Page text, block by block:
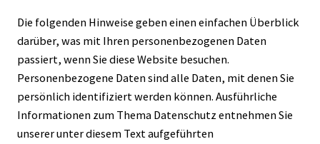
Die folgenden Hinweise geben einen einfachen Überblick
darüber, was mit Ihren personenbezogenen Daten
passiert, wenn Sie diese Website besuchen.
Personenbezogene Daten sind alle Daten, mit denen Sie
persönlich identifiziert werden können. Ausführliche
Informationen zum Thema Datenschutz entnehmen Sie
unserer unter diesem Text aufgeführten